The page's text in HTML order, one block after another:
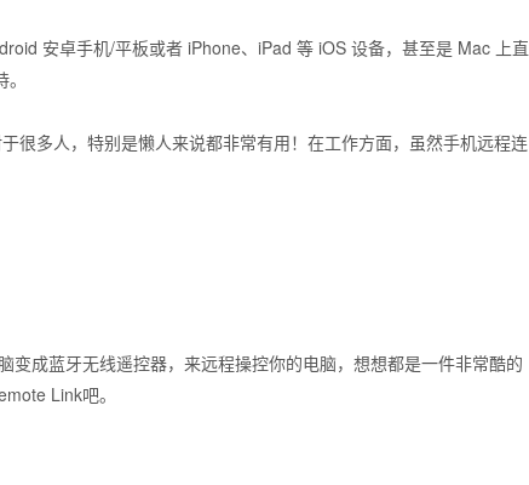
安卓手机/平板或者 iPhone、iPad 等 iOS 设备，甚至是 Mac 上直
多人，特别是懒人来说都非常有用！在工作方面，虽然手机远程连
成蓝牙无线遥控器，来远程操控你的电脑，想想都是一件非常酷的
Link吧。